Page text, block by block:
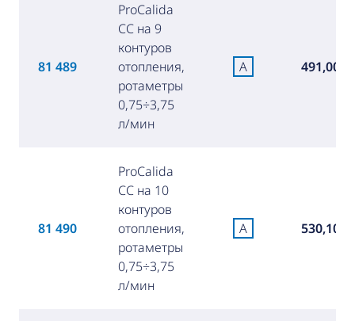
81 489
ProCalida
CC на 9
контуров
отопления,
ротаметры
0,75÷3,75
л/мин
A 491,00 €
81 490
ProCalida
CC на 10
контуров
отопления,
ротаметры
0,75÷3,75
л/мин
A 530,10 €